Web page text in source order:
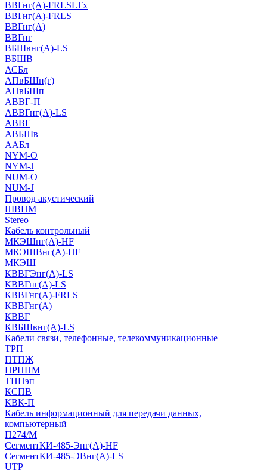
ВВГнг(А)-FRLSLTx
ВВГнг(А)-FRLS
ВВГнг(А)
ВВГнг
ВБШвнг(А)-LS
ВБШВ
АСБл
АПвБШп(г)
АПвБШп
АВВГ-П
АВВГнг(А)-LS
АВВГ
АВБШв
ААБл
NYM-O
NYM-J
NUM-О
NUM-J
Провод акустический
ШВПМ
Stereo
Кабель контрольный
МКЭШнг(A)-HF
МКЭШВнг(А)-HF
МКЭШ
КВВГЭнг(А)-LS
КВВГнг(А)-LS
КВВГнг(А)-FRLS
КВВГнг(А)
КВВГ
КВБШвнг(А)-LS
Кабели связи, телефонные, телекоммуникационные
ТРП
ПТПЖ
ПРППМ
ТППэп
КСПВ
КВК-П
Кабель информационный для передачи данных,
компьютерный
П274/М
СегментКИ-485-Энг(А)-HF
СегментКИ-485-ЭВнг(А)-LS
UTP